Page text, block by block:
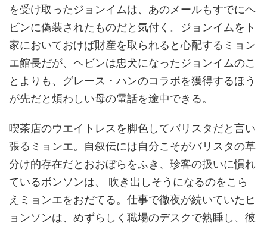
を受け取ったジョンイムは、あのメールもすでにヘ
ビンに偽装されたものだと気付く。ジョンイムをト
家においておけば財産を取られると心配するミョン
エ館長だが、ヘビンは忠犬になったジョンイムのこ
とよりも、グレース・ハンのコラボを獲得するほう
が先だと煩わしい母の電話を途中できる。
喫茶店のウエイトレスを脚色してバリスタだと言い
張るミョンエ。自叙伝には自分こそがバリスタの草
分け的存在だとおおぼらをふき、珍客の扱いに慣れ
ているボンソンは、 吹き出しそうになるのをこら
えミョンエをおだてる。仕事で徹夜が続いていたヒ
ョンソンは、めずらしく職場のデスクで熟睡し、彼